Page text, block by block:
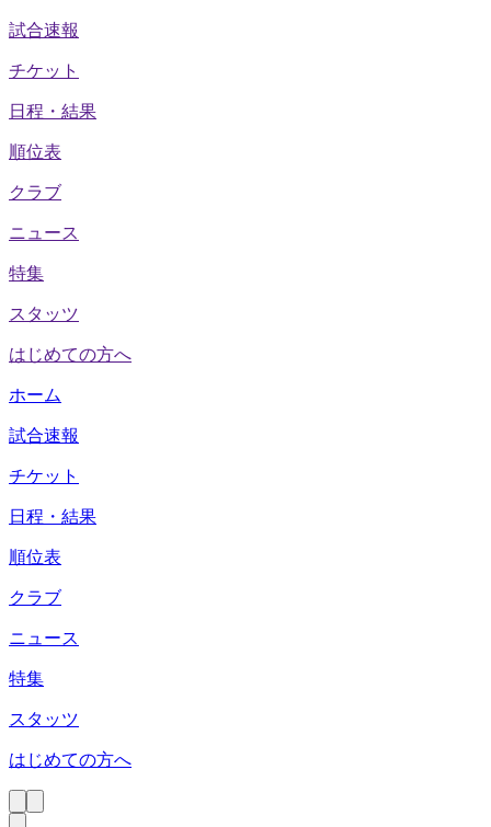
試合速報
チケット
日程・結果
順位表
クラブ
ニュース
特集
スタッツ
はじめての方へ
ホーム
試合速報
チケット
日程・結果
順位表
クラブ
ニュース
特集
スタッツ
はじめての方へ